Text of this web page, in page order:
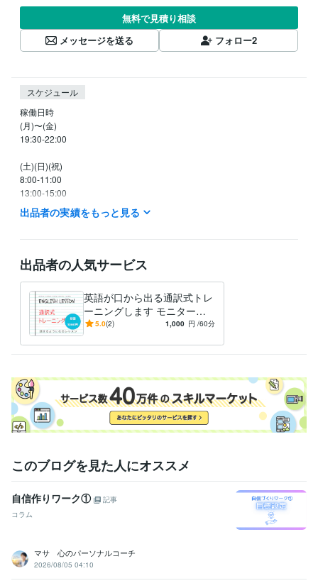
無料で見積り相談
メッセージを送る
フォロー2
スケジュール
稼働日時
(月)〜(金)
19:30-22:00
(土)(日)(祝)
8:00-11:00
13:00-15:00
19:00-22:00
経験職種
クリエイター / 翻訳家・通訳
Google スライド:3年
Google ドキュメント:3年
Keynote:2年
PowerPoint:5年Word:10年Shopify:1年Google Analytics:7年
Google Search Console:7年Google Tag Manager:0年
ChatGPT:1年
Adobe Photoshop:20年Adobe Premiere Pro:1年iMovie:1年
得意分野
オンラインレッスン・習い事 英会話インストラクター
出品者の実績をもっと見る
出品者の人気サービス
英語が口から出る通訳式トレ
ーニングします モニター価
格：初回1000円レビューし
5.0(2) 1,000 円 /60分
このブログを見た人にオススメ
自信作りワーク①
記事
コラム
マサ 心のパーソナルコーチ
2026/08/05 04:10